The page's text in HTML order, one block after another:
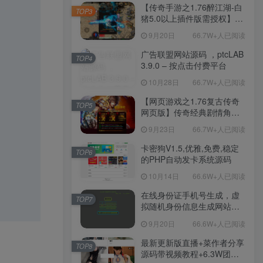
程-新版多功能GM网页后台
工具-安卓苹果IOS双端版
本！
【传奇手游之1.76醉江湖-白
猪5.0以上插件版需授权】三
手游-Win服务端源码视频架
设教程-新版GM多功能网页
授权物品后台-九层妖塔-法宠
直冲网页后台-安卓苹果IOS
双端版本！
9月20日 66.7W+人已阅读
TOP3
广告联盟网站源码 ，ptcLAB
3.9.0 – 按点击付费平台
10月28日 66.7W+人已阅读
TOP4
【网页游戏之1.76复古传奇
网页版】传奇经典剧情角色
扮演网页游戏-一键单机-打包
Win服务端源码视频架设教
程！
9月23日 66.7W+人已阅读
TOP5
卡密狗V1.5,优雅,免费,稳定
的PHP自动发卡系统源码
10月14日 66.6W+人已阅读
TOP6
在线身份证手机号生成，虚
拟随机身份信息生成网站源
9月20日 66.6W+人已阅读
TOP7
最新更新版直播+菜作者分享
源码带视频教程+6.3W团购
TOP8